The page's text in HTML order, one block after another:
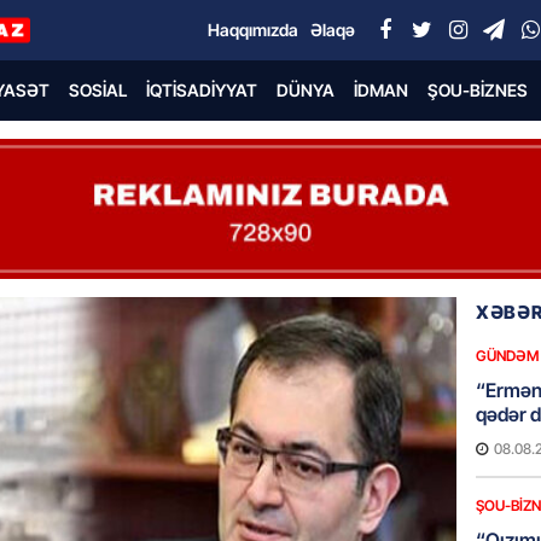
Haqqımızda Əlaqə
SOSIAL İQTISADIYYAT DÜNYA İDMAN ŞOU-BIZNES
GÜNDƏM
qədər
ŞOU-